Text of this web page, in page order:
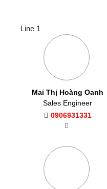
Line 1
Mai Thị Hoàng Oanh
Sales Engineer
0906931331